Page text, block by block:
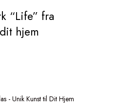
“Life” fra
hjem